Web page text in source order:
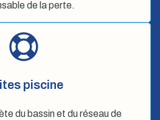
de la perte.
piscine
du bassin et du réseau de